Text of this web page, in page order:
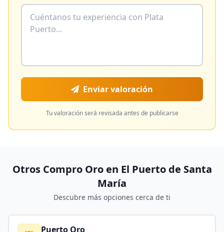
Enviar valoración
Tu valoración será revisada antes de publicarse
Otros Compro Oro en El Puerto de Santa
María
Descubre más opciones cerca de ti
Puerto Oro